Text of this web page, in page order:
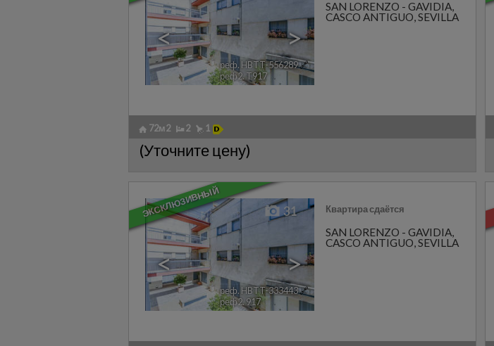
< >
реф. HBTT-556289🔗
реф2. T917
SAN LORENZO - GAVIDIA,
CASCO ANTIGUO,SEVILLA
72м2 2 1
(Уточните цену)
ЭКСКЛЮЗИВНЫЙ
< >
31
реф. HBTT-333443🔗
реф2. 917
SAN LORENZO - GAVIDIA,
CASCO ANTIGUO,SEVILLA
Квартира сдаётся